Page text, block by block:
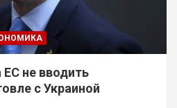
ЕС не вводить
с Украиной